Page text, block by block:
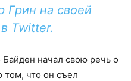
Грин на своей
Twitter.
начал свою речь о
том, что он съел